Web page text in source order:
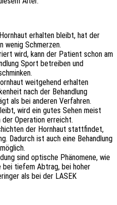
erhalten bleibt, hat der
wenig Schmerzen.
wird, kann der Patient schon am
Sport betreiben und
weitgehend erhalten
nach der Behandlung
als bei anderen Verfahren.
wird ein gutes Sehen meist
der Operation erreicht.
der Hornhaut stattfindet,
Dadurch ist auch eine Behandlung
sind optische Phänomene, wie
bei tiefem Abtrag, bei hoher
als bei der LASEK